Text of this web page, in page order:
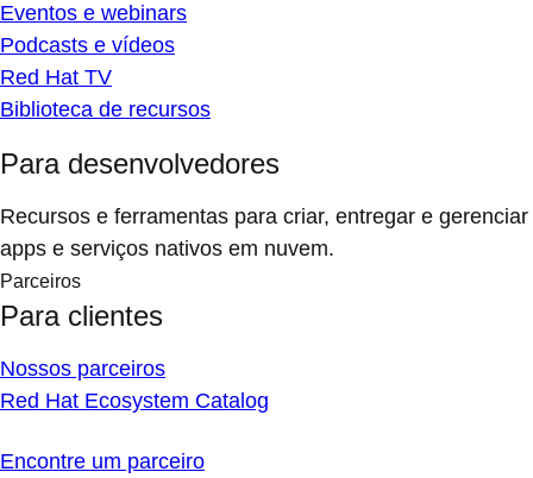
Eventos e webinars
Podcasts e vídeos
Red Hat TV
Biblioteca de recursos
Para desenvolvedores
Recursos e ferramentas para criar, entregar e gerenciar
apps e serviços nativos em nuvem.
Parceiros
Para clientes
Nossos parceiros
Red Hat Ecosystem Catalog
Encontre um parceiro